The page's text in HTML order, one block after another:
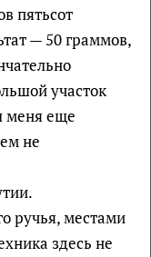
пятьсот
— 50 граммов,
участок
меня еще
не
ручья, местами
здесь не